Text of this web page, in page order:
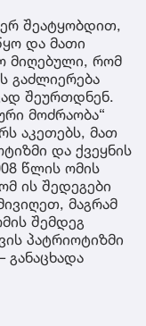
შეატყობდით,
და მათი
მიღებული, რომ
გაძლიერება
შეურთდნენ.
მოძრაობა“
აკეთებს, მათ
და ქვეყნის
წლის ომის
ის შედეგები
მაგრამ
შემდეგ
პატრიოტიზმი
განაცხადა